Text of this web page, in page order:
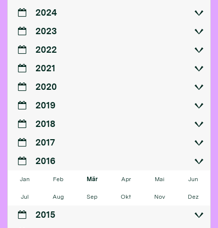
2024
2023
2022
2021
2020
2019
2018
2017
2016
Jan Feb Mär Apr Mai Jun
Jul Aug Sep Okt Nov Dez
2015